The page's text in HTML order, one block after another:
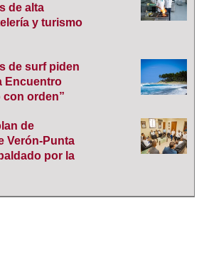
de alta
y turismo
de surf piden
Encuentro
con orden”
de
Verón-Punta
por la